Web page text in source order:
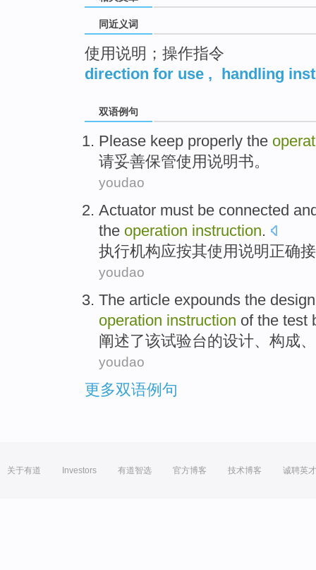
同近义词
使用说明；操作指令
direction for use , handling
双语例句
Please keep properly the
请妥善保管使用说明书。
youdao
Actuator must be connected
the operation instruction.
执行机构应按其使用说明正确
youdao
The article expounds the design
operation instruction of the test
阐述了该试验台的设计、 构成
youdao
更多双语例句
关于有道 Investors 有道智选 官方博客 技术博客 诚聘英才